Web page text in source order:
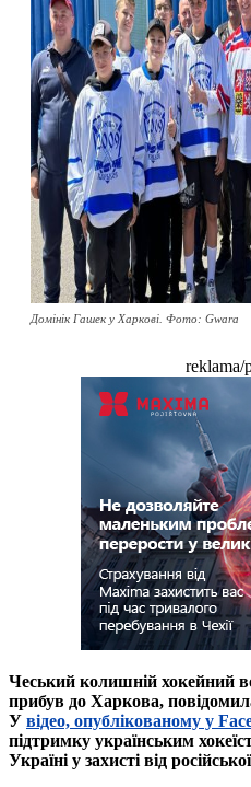
Домінік Гашек у Харкові. Фото: Gwara
reklama/
Чеський колишній хокейний
прибув до Харкова,
У відео, опублікованому у
підтримку українським
Україні у захисті від